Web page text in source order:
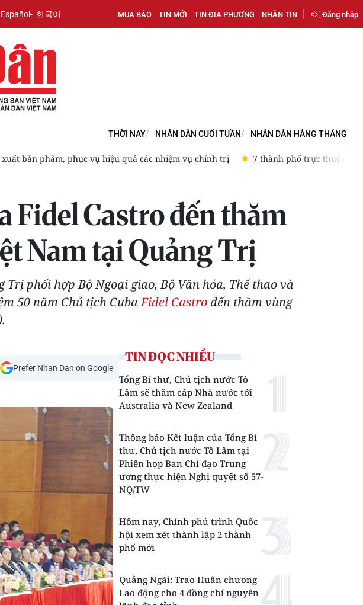
Español 한국어 MUA BÁO TIN MỚI TIN ĐỊA PHƯƠNG NHẬN TIN Đăng nhập
THỜI NAY NHÂN DÂN CUỐI TUẦN NHÂN DÂN HẰNG THÁNG
thuộc Trung ương quyết tâm bứt phá từ các phong trào thi đua Làng Hữu nghị
Fidel Castro đến thăm
Nam tại Quảng Trị
phối hợp Bộ Ngoại giao, Bộ Văn hóa, Thể thao và
50 năm Chủ tịch CubaFidel Castrođến thăm vùng
Prefer Nhan Dan on Google
TIN ĐỌC NHIỀU
Tổng Bí thư, Chủ tịch nước Tô
Lâm sẽ thăm cấp Nhà nước tới
Australia và New Zealand
Thông báo Kết luận của Tổng Bí
thư, Chủ tịch nước Tô Lâm tại
Phiên họp Ban Chỉ đạo Trung
ương thực hiện Nghị quyết số 57-
NQ/TW
Hôm nay, Chính phủ trình Quốc
hội xem xét thành lập 2 thành
phố mới
Quảng Ngãi: Trao Huân chương
Lao động cho 4 đồng chí nguyên